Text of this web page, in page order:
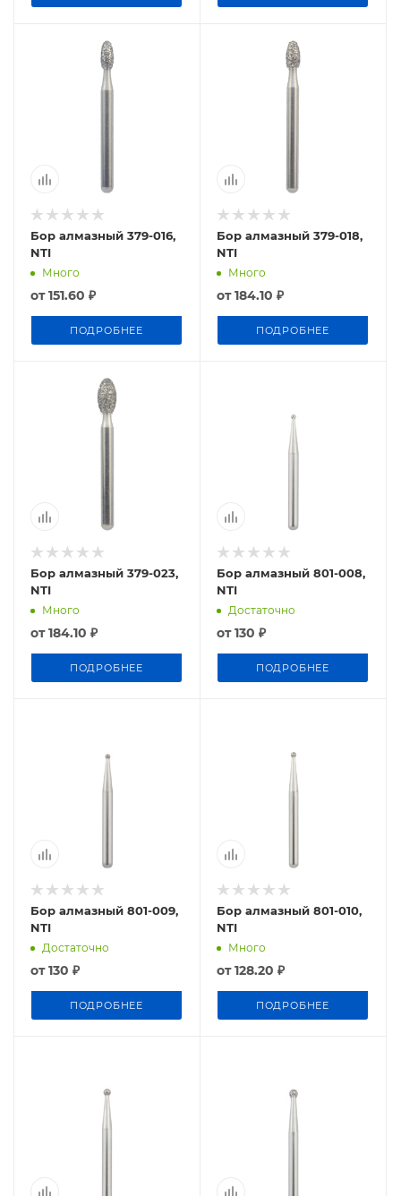
Бор алмазный 379-016,
NTI
Много
от151.60 ₽
ПОДРОБНЕЕ
Бор алмазный 379-018,
NTI
Много
от184.10 ₽
ПОДРОБНЕЕ
Бор алмазный 379-023,
NTI
Много
от184.10 ₽
ПОДРОБНЕЕ
Бор алмазный 801-008,
NTI
Достаточно
от130 ₽
ПОДРОБНЕЕ
Бор алмазный 801-009,
NTI
Достаточно
от130 ₽
ПОДРОБНЕЕ
Бор алмазный 801-010,
NTI
Много
от128.20 ₽
ПОДРОБНЕЕ